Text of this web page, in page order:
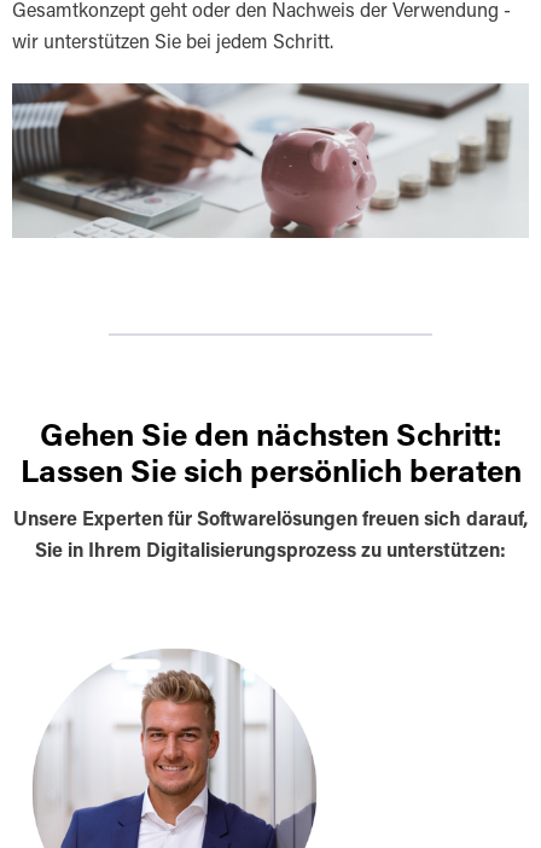
Gesamtkonzept geht oder den Nachweis der Verwendung -
wir unterstützen Sie bei jedem Schritt.
Gehen Sie den nächsten Schritt:
Lassen Sie sich persönlich beraten
Unsere Experten für Softwarelösungen freuen sich darauf,
Sie in Ihrem Digitalisierungsprozess zu unterstützen: